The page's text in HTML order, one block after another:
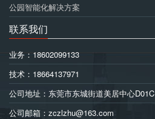
公园智能化解决方案
联系我们
业务：18602099133
技术：18664137971
公司地址：东莞市东城街道美居中心D01C
公司邮箱：zczlzhu@163.com